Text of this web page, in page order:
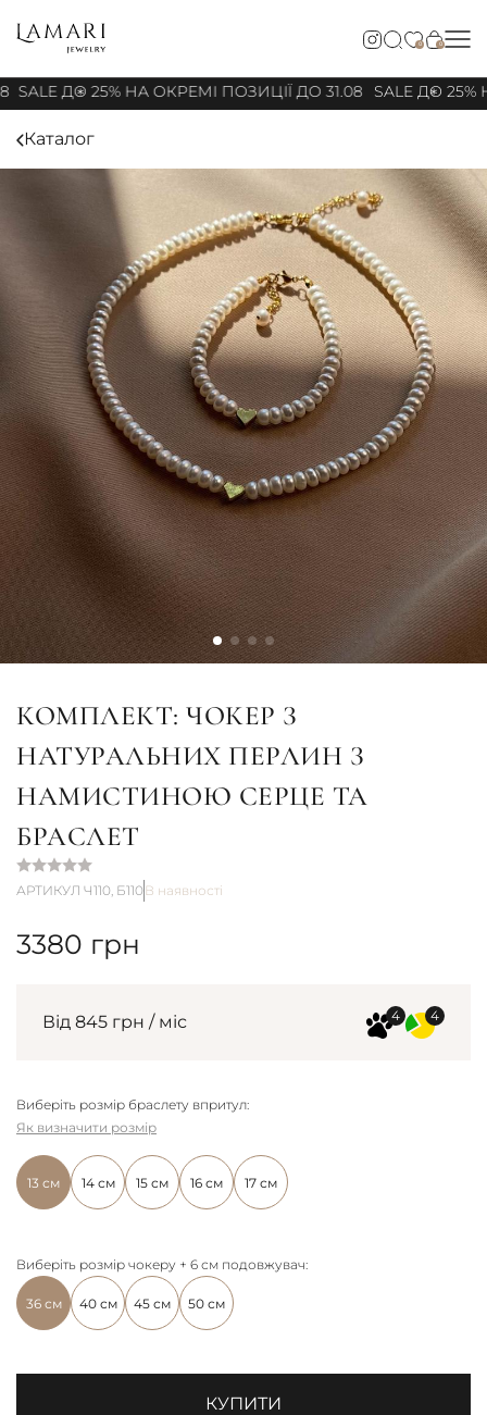
0 0
SALE ДО 25% НА ОКРЕМІ ПОЗИЦІЇ ДО 31.08 SALE ДО 25%
Каталог
КОМПЛЕКТ: ЧОКЕР З
НАТУРАЛЬНИХ ПЕРЛИН З
НАМИСТИНОЮ СЕРЦЕ ТА
БРАСЛЕТ
АРТИКУЛ Ч110, Б110В наявності
3380 грн
Від 845 грн / міс
Виберіть розмір браслету впритул:
13 см 14 см 15 см 16 см 17 см
Як визначити розмір
Виберіть розмір чокеру + 6 см подовжувач:
36 см 40 см 45 см 50 см
КУПИТИ